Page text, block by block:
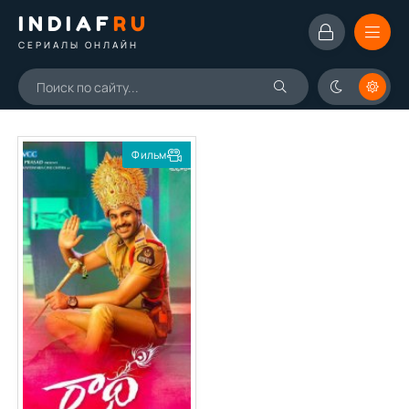
INDIAFRU
СЕРИАЛЫ ОНЛАЙН
Фильм